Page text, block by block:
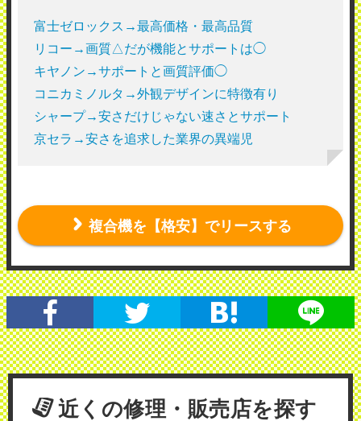
富士ゼロックス→最高価格・最高品質
リコー→画質△だが機能とサポートは◯
キヤノン→サポートと画質評価◯
コニカミノルタ→外観デザインに特徴有り
シャープ→安さだけじゃない速さとサポート
京セラ→安さを追求した業界の異端児
複合機を【格安】でリースする
近くの修理・販売店を探す